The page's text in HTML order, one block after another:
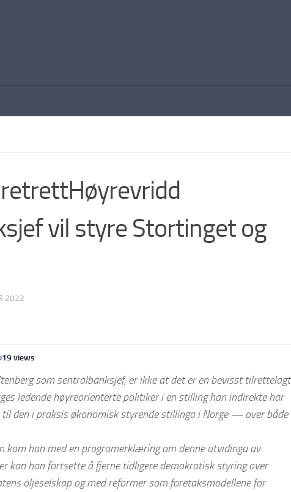
vil styre Stortinget og
2022
19 views
som sentralbanksjef, er ikke at det er en bevisst tilrettelagt
ledende høyreorienterte politiker i en stilling han indirekte har
den i praksis økonomisk styrende stillinga i Norge — over både
kom han med en programerklæring om denne utvidinga av
kan han fortsette å fjerne tidligere demokratisk styring over
oljeselskap og med reformer som foretaksmodellene for